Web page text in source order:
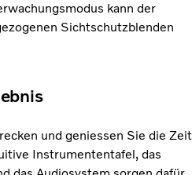
kann der
Sichtschutzblenden
und geniessen Sie die Zeit
Instrumententafel, das